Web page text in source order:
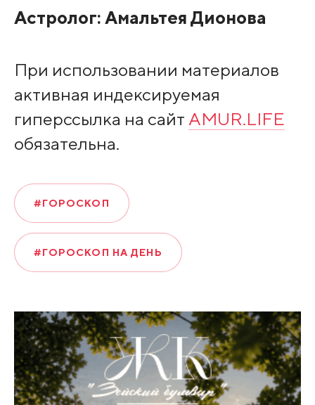
Астролог: Амальтея Дионова
При использовании материалов
активная индексируемая
гиперссылка на сайт AMUR.LIFE
обязательна.
#ГОРОСКОП
#ГОРОСКОП НА ДЕНЬ